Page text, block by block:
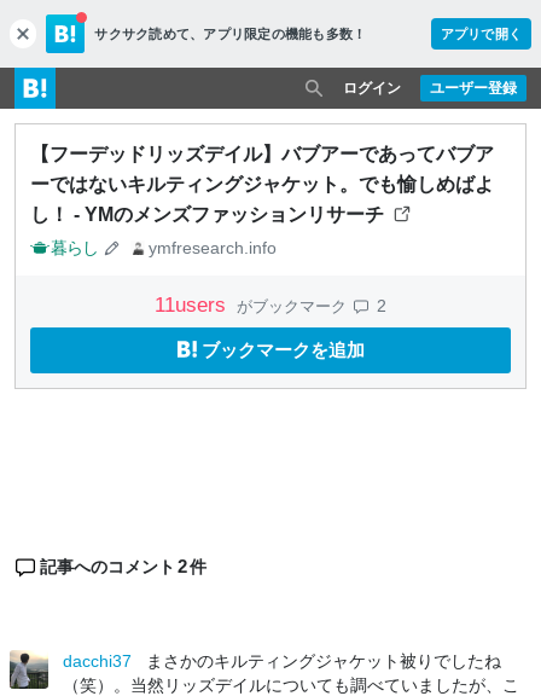
c
l
o
s
e
サクサク読めて、 アプリ限定の機能も多数！ アプリで開く
ユーザー登録
ログイン
【フーデッドリッズデイル】バブアーであってバブア
ーではないキルティングジャケット。でも愉しめばよ
し！ - YMのメンズファッションリサーチ
暮らし ymfresearch.info
11users がブックマーク 2
ブックマークを追加
記事へのコメント 2件
dacchi37
まさかのキルティングジャケット被りでしたね
（笑）。当然リッズデイルについても調べていましたが、こ